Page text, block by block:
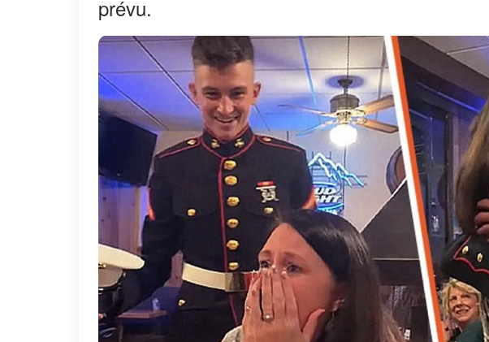
prévu.